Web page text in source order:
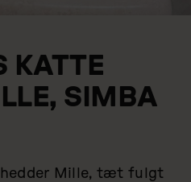
KATTE
SIMBA
hedder Mille, tæt fulgt